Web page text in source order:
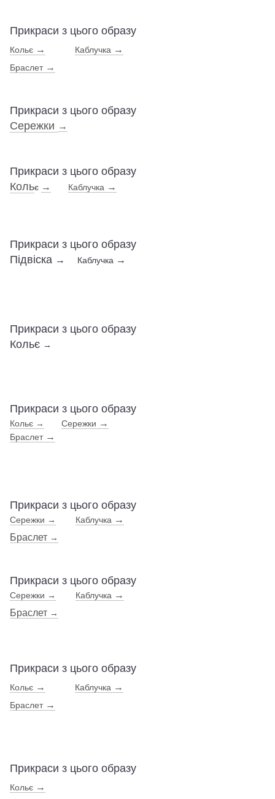
Прикраси з цього образу
Кольє → Каблучка →
Браслет →
Прикраси з цього образу
Сережки →
Прикраси з цього образу
Кольє → Каблучка →
Прикраси з цього образу
Підвіска → Каблучка →
Прикраси з цього образу
Кольє →
Прикраси з цього образу
Кольє → Сережки →
Браслет →
Прикраси з цього образу
Сережки → Каблучка →
Браслет →
Прикраси з цього образу
Сережки → Каблучка →
Браслет →
Прикраси з цього образу
Кольє → Каблучка →
Браслет →
Прикраси з цього образу
Кольє →